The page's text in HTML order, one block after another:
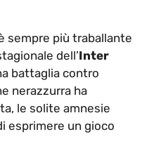
sempre più traballante
dell’Inter
battaglia contro
nerazzurra ha
le solite amnesie
esprimere un gioco